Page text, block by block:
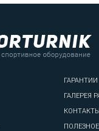
ГАРАНТИИ
ГАЛЕРЕЯ
КОНТАКТЫ
ПОЛЕЗНОЕ